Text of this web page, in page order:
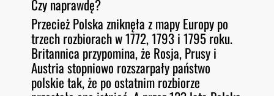
Czy naprawdę?
Przecież Polska zniknęła z mapy Europy po
trzech rozbiorach w 1772, 1793 i 1795 roku.
Britannica przypomina, że Rosja, Prusy i
Austria stopniowo rozszarpały państwo
polskie tak, że po ostatnim rozbiorze